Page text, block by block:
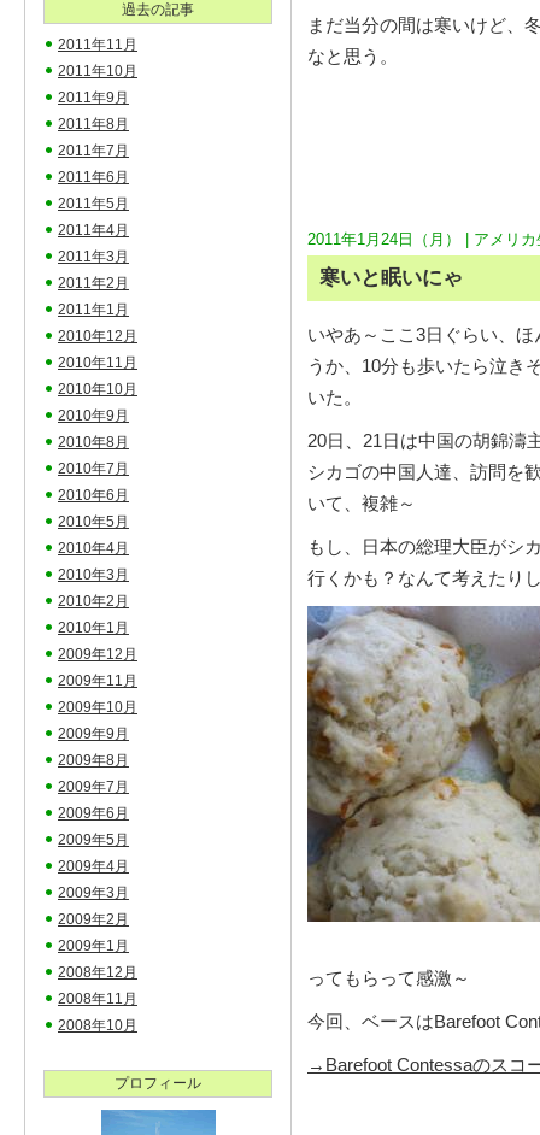
まだ当分の間は寒いけど、
なと思う。
2011年1月24日（月） | アメリカ
寒いと眠いにゃ
いやあ～ここ3日ぐらい、
うか、10分も歩いたら泣き
いた。
20日、21日は中国の胡錦濤
シカゴの中国人達、訪問を
いて、複雑～
もし、日本の総理大臣がシ
行くかも？なんて考えたり
ってもらって感激～
今回、ベースはBarefoot
→Barefoot Contessaのスコ
過去の記事
2011年11月
2011年10月
2011年9月
2011年8月
2011年7月
2011年6月
2011年5月
2011年4月
2011年3月
2011年2月
2011年1月
2010年12月
2010年11月
2010年10月
2010年9月
2010年8月
2010年7月
2010年6月
2010年5月
2010年4月
2010年3月
2010年2月
2010年1月
2009年12月
2009年11月
2009年10月
2009年9月
2009年8月
2009年7月
2009年6月
2009年5月
2009年4月
2009年3月
2009年2月
2009年1月
2008年12月
2008年11月
2008年10月
プロフィール